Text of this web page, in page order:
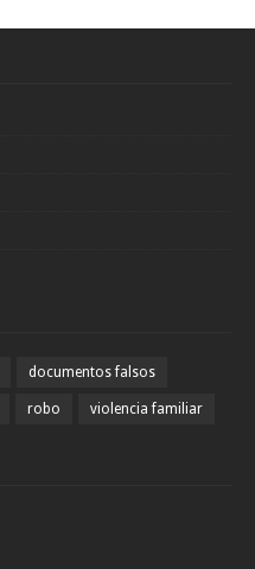
documentos falsos
robo violencia familiar